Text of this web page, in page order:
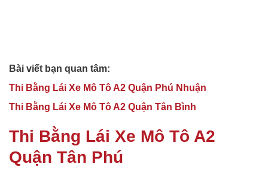
Bài viết bạn quan tâm:
Thi Bằng Lái Xe Mô Tô A2 Quận Phú Nhuận
Thi Bằng Lái Xe Mô Tô A2 Quận Tân Bình
Thi Bằng Lái Xe Mô Tô A2
Quận Tân Phú